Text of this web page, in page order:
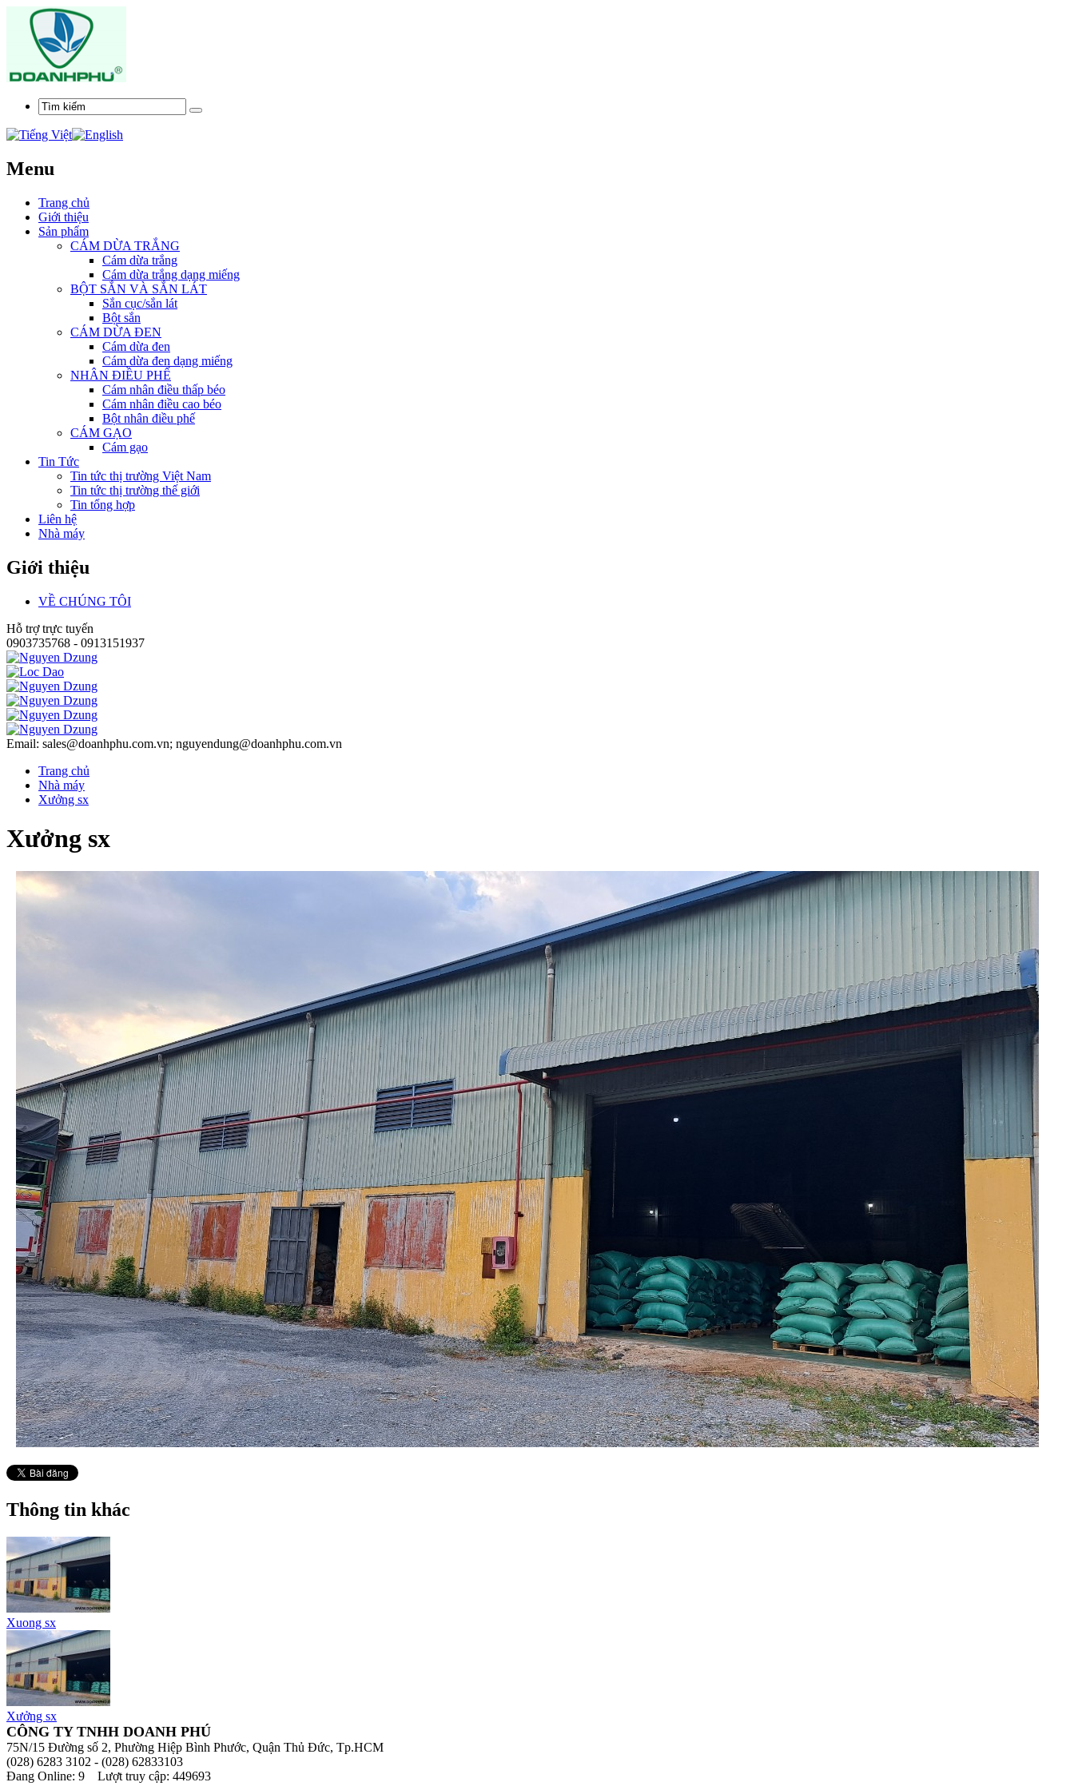
Menu
Trang chủ
Giới thiệu
Sản phẩm
CÁM DỪA TRẮNG
Cám dừa trắng
Cám dừa trắng dạng miếng
BỘT SẮN VÀ SẮN LÁT
Sắn cục/sắn lát
Bột sắn
CÁM DỪA ĐEN
Cám dừa đen
Cám dừa đen dạng miếng
NHÂN ĐIỀU PHẾ
Cám nhân điều thấp béo
Cám nhân điều cao béo
Bột nhân điều phế
CÁM GẠO
Cám gạo
Tin Tức
Tin tức thị trường Việt Nam
Tin tức thị trường thế giới
Tin tổng hợp
Liên hệ
Nhà máy
Giới thiệu
VỀ CHÚNG TÔI
Hỗ trợ trực tuyến
0903735768 - 0913151937
Email: sales@doanhphu.com.vn; nguyendung@doanhphu.com.vn
Trang chủ
Nhà máy
Xưởng sx
Xưởng sx
Thông tin khác
Xuong sx
Xưởng sx
CÔNG TY TNHH DOANH PHÚ
75N/15 Đường số 2, Phường Hiệp Bình Phước, Quận Thủ Đức, Tp.HCM
(028) 6283 3102 - (028) 62833103
Đang Online: 9 Lượt truy cập: 449693